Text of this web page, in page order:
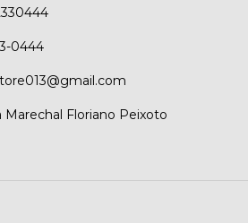
0444
Marechal Floriano Peixoto